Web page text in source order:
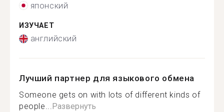
японский
ИЗУЧАЕТ
английский
Лучший партнер для языкового обмена
Someone gets on with lots of different kinds of
people...Развернуть